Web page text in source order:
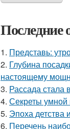
Последние
1. Представь:
2. Глубина
настоящему
3. Рассада стала
4. Секреты умной
5. Эпоха детства
6. Перечень